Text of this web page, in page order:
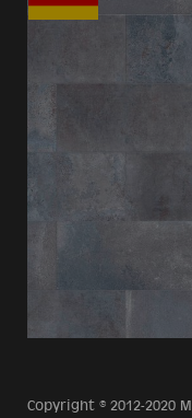
Copyright © 2012-2020